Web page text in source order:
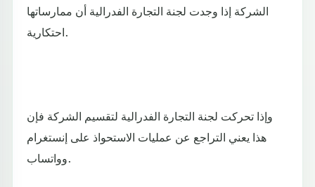
الشركة إذا وجدت لجنة التجارة الفدرالية أن ممارساتها
احتكارية.
وإذا تحركت لجنة التجارة الفدرالية لتقسيم الشركة فإن
هذا يعني التراجع عن عمليات الاستحواذ على إنستغرام
وواتساب.